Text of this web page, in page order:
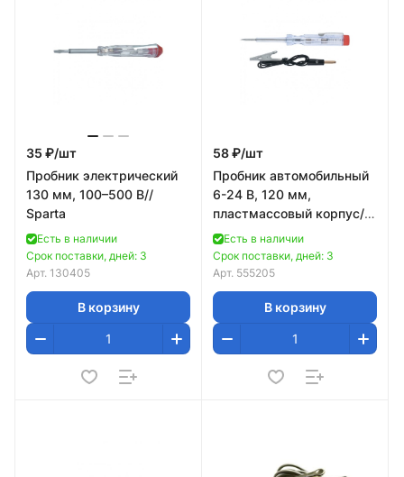
35 ₽/шт
Пробник электрический
130 мм, 100–500 В//
Sparta
Есть в наличии
Срок поставки, дней: 3
Арт. 130405
В корзину
58 ₽/шт
Пробник автомобильный
6-24 В, 120 мм,
пластмассовый корпус//
Sparta
Есть в наличии
Срок поставки, дней: 3
Арт. 555205
В корзину